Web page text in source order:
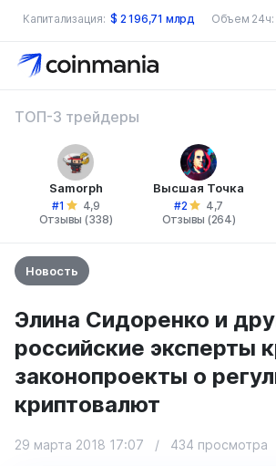
Капитализация: $ 2 196,71 млрд Объем 24ч:
ТОП-3 трейдеры
Samorph
#1
4,9
Отзывы (338)
Высшая Точка
#2
4,7
Отзывы (264)
Новость
Элина Сидоренко и
российские эксперты
законопроекты о
криптовалют
29 марта 2018 17:07 / 434 просмотра